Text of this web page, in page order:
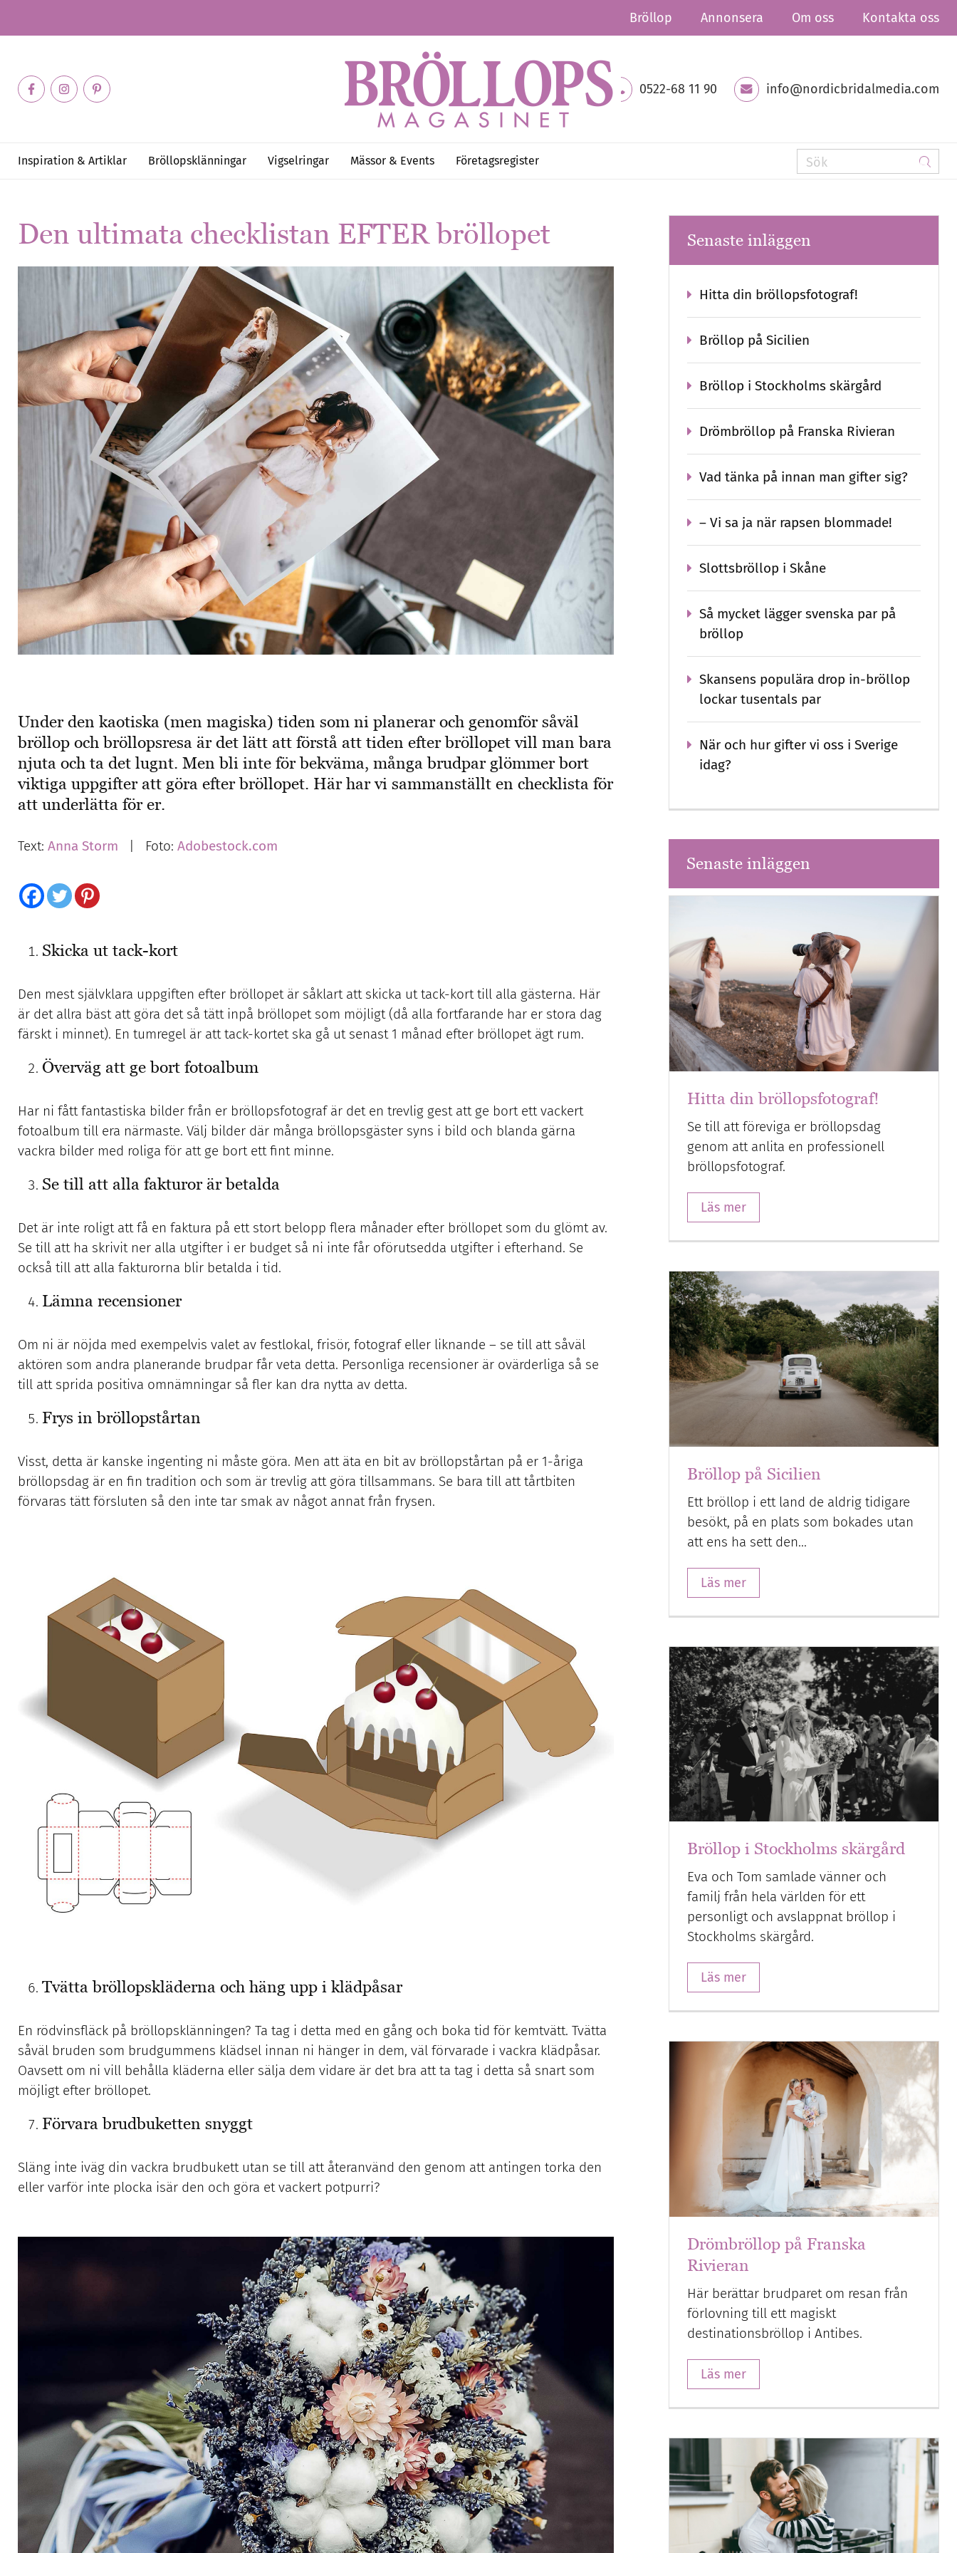
Bröllop Annonsera Om oss Kontakta oss
0522-68 11 90 info@nordicbridalmedia.com
Inspiration & Artiklar Bröllopsklänningar Vigselringar Mässor & Events Företagsregister
Den ultimata checklistan EFTER bröllopet
Under den kaotiska (men magiska) tiden som ni planerar och genomför såväl
bröllop och bröllopsresa är det lätt att förstå att tiden efter bröllopet vill man bara
njuta och ta det lugnt. Men bli inte för bekväma, många brudpar glömmer bort
viktiga uppgifter att göra efter bröllopet. Här har vi sammanställt en checklista för
att underlätta för er.
Text: Anna Storm | Foto: Adobestock.com
Skicka ut tack-kort
Den mest självklara uppgiften efter bröllopet är såklart att skicka ut tack-kort till alla gästerna. Här
är det allra bäst att göra det så tätt inpå bröllopet som möjligt (då alla fortfarande har er stora dag
färskt i minnet). En tumregel är att tack-kortet ska gå ut senast 1 månad efter bröllopet ägt rum.
Överväg att ge bort fotoalbum
Har ni fått fantastiska bilder från er bröllopsfotograf är det en trevlig gest att ge bort ett vackert
fotoalbum till era närmaste. Välj bilder där många bröllopsgäster syns i bild och blanda gärna
vackra bilder med roliga för att ge bort ett fint minne.
Se till att alla fakturor är betalda
Det är inte roligt att få en faktura på ett stort belopp flera månader efter bröllopet som du glömt av.
Se till att ha skrivit ner alla utgifter i er budget så ni inte får oförutsedda utgifter i efterhand. Se
också till att alla fakturorna blir betalda i tid.
Lämna recensioner
Om ni är nöjda med exempelvis valet av festlokal, frisör, fotograf eller liknande – se till att såväl
aktören som andra planerande brudpar får veta detta. Personliga recensioner är ovärderliga så se
till att sprida positiva omnämningar så fler kan dra nytta av detta.
Frys in bröllopstårtan
Visst, detta är kanske ingenting ni måste göra. Men att äta en bit av bröllopstårtan på er 1-åriga
bröllopsdag är en fin tradition och som är trevlig att göra tillsammans. Se bara till att tårtbiten
förvaras tätt försluten så den inte tar smak av något annat från frysen.
Tvätta bröllopskläderna och häng upp i klädpåsar
En rödvinsfläck på bröllopsklänningen? Ta tag i detta med en gång och boka tid för kemtvätt. Tvätta
såväl bruden som brudgummens klädsel innan ni hänger in dem, väl förvarade i vackra klädpåsar.
Oavsett om ni vill behålla kläderna eller sälja dem vidare är det bra att ta tag i detta så snart som
möjligt efter bröllopet.
Förvara brudbuketten snyggt
Släng inte iväg din vackra brudbukett utan se till att återanvänd den genom att antingen torka den
eller varför inte plocka isär den och göra et vackert potpurri?
Senaste inläggen
Hitta din bröllopsfotograf!
Bröllop på Sicilien
Bröllop i Stockholms skärgård
Drömbröllop på Franska Rivieran
Vad tänka på innan man gifter sig?
– Vi sa ja när rapsen blommade!
Slottsbröllop i Skåne
Så mycket lägger svenska par på
bröllop
Skansens populära drop in-bröllop
lockar tusentals par
När och hur gifter vi oss i Sverige
idag?
Senaste inläggen
Hitta din bröllopsfotograf!
Se till att föreviga er bröllopsdag
genom att anlita en professionell
bröllopsfotograf.
Läs mer
Bröllop på Sicilien
Ett bröllop i ett land de aldrig tidigare
besökt, på en plats som bokades utan
att ens ha sett den…
Läs mer
Bröllop i Stockholms skärgård
Eva och Tom samlade vänner och
familj från hela världen för ett
personligt och avslappnat bröllop i
Stockholms skärgård.
Läs mer
Drömbröllop på Franska
Rivieran
Här berättar brudparet om resan från
förlovning till ett magiskt
destinationsbröllop i Antibes.
Läs mer